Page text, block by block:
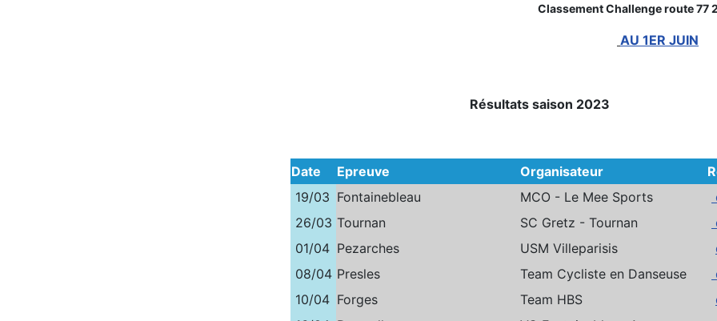
Classement Challenge route 77
AU 1ER JUIN
Résultats saison 2023
Date Epreuve Organisateur
19/03 Fontainebleau MCO - Le Mee Sports
26/03 Tournan SC Gretz - Tournan
01/04 Pezarches USM Villeparisis
08/04 Presles Team Cycliste en Danseuse
10/04 Forges Team HBS